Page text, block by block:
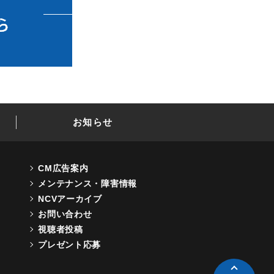
お知らせ
CM広告案内
メンテナンス・障害情報
NCVアーカイブ
お問い合わせ
視聴者投稿
プレゼント応募